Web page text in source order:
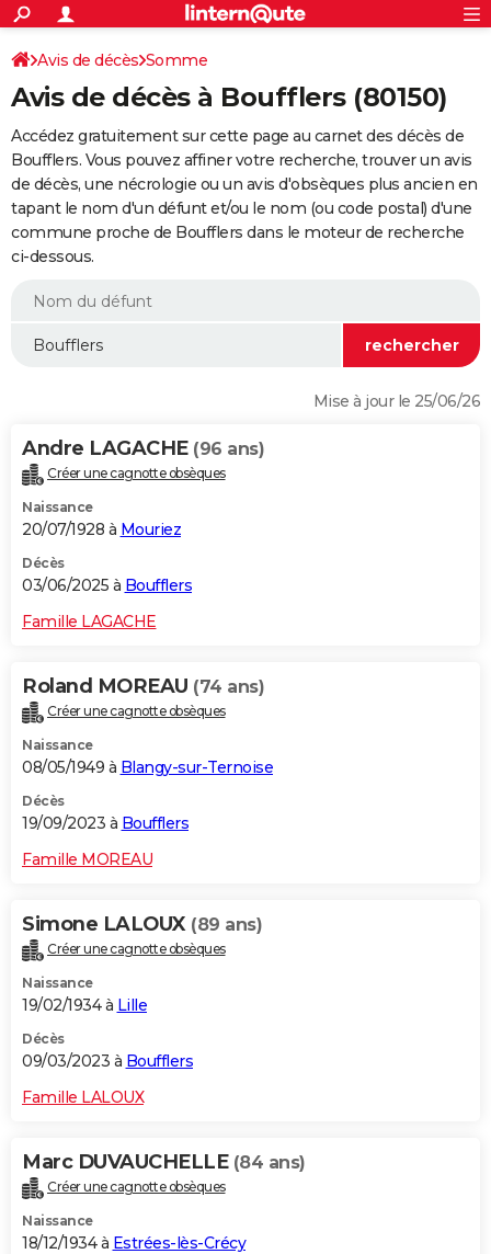
ACTUALITÉS
Politique
Société
Faits Divers
Education
Monde
Villes
+
SPORT
Coupe du monde 2026
Football
Tennis
Cyclisme
Rugby
Forum
Programme TV
TNT
Streaming
Cinéma
Sorties cinéma
Musique
+
FINANCE
Retraite
Epargne
Immobilier
Risques naturels par ville
Assurance
AUTO
Essais
Réserver un essai
Citadines
Berlines
SUV
Forum auto
+HIGH-TECH
BRICOLAGE
WEEK-END
Alimentation
Guide de la santé
Maladies
Médicaments
Sommeil
VOYAGE
Destinations
City break
Voyage nature
Voyage de noces
Forum
Climat
+PHOTO
GUIDES D'ACHAT
Carte de Noël
Carte Bonne année
Carte Saint-Valentin
Carte Pâques
Carte d'anniversaire
DICTIONNAIRE
Dictionnaire
Biographies
Citations
Expressions
Proverbes
PROGRAMME TV
S'inscrire
Se connecter
Lycées
Collèges
Primaires
Universités
Entreprises
Service militaire
Avis de recherche
AVIS DE DÉCÈS
FORUM
Bricolage
Lifestyle
Culture
Sport
Auto
Television
Voyage
Cinema
Avis de décès Somme
Avis de décès à Boufflers (80150)
Accédez gratuitement sur cette page au carnet des décès de
Boufflers. Vous pouvez affiner votre recherche, trouver un avis
de décès, une nécrologie ou un avis d'obsèques plus ancien en
tapant le nom d'un défunt et/ou le nom (ou code postal) d'une
commune proche de Boufflers dans le moteur de recherche
ci-dessous.
Mise à jour le 25/06/26
Andre LAGACHE (96 ans)
Créer une cagnotte obsèques
Naissance
20/07/1928 à Mouriez
Décès
03/06/2025 à Boufflers
Famille LAGACHE
Roland MOREAU (74 ans)
Créer une cagnotte obsèques
Naissance
08/05/1949 à Blangy-sur-Ternoise
Décès
19/09/2023 à Boufflers
Famille MOREAU
Simone LALOUX (89 ans)
Créer une cagnotte obsèques
Naissance
19/02/1934 à Lille
Décès
09/03/2023 à Boufflers
Famille LALOUX
Marc DUVAUCHELLE (84 ans)
Créer une cagnotte obsèques
Naissance
18/12/1934 à Estrées-lès-Crécy